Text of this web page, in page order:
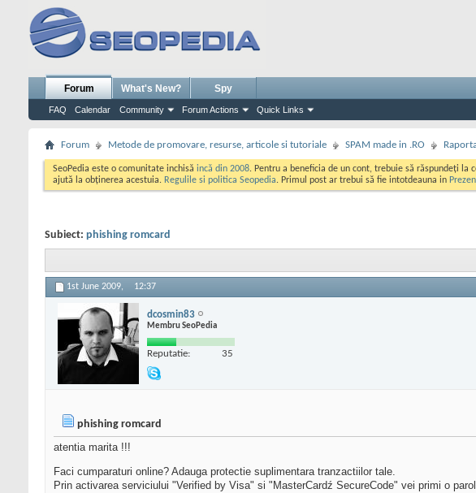
Forum
FAQ Calendar Community Forum Actions Quick Links
What's New? Spy
Forum Metode de promovare, resurse, articole si tutoriale SPAM made in .RO
SeoPedia este o comunitate inchisă incă din 2008. Pentru a beneficia de un cont, trebuie să răspundeți
ajută la obținerea acestuia. Regulile si politica Seopedia. Primul post ar trebui să fie intotdeauna in
Subiect: phishing romcard
1st June 2009, 12:37
dcosmin83
Membru SeoPedia
Reputatie: 35
phishing romcard
atentia marita !!!
Faci cumparaturi online? Adauga protectie suplimentara tranzactiilor tale.
Prin activarea serviciului "Verified by Visa" si "MasterCardź SecureCode" vei primi o